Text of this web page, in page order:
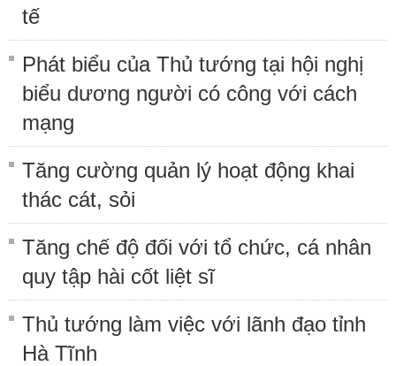
tế
Phát biểu của Thủ tướng tại hội nghị
biểu dương người có công với cách
mạng
Tăng cường quản lý hoạt động khai
thác cát, sỏi
Tăng chế độ đối với tổ chức, cá nhân
quy tập hài cốt liệt sĩ
Thủ tướng làm việc với lãnh đạo tỉnh
Hà Tĩnh